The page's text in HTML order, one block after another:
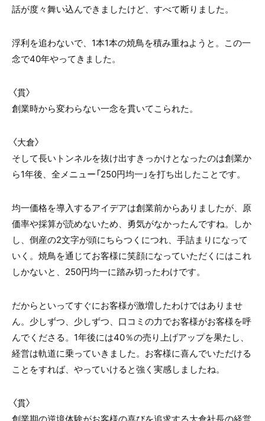
話が度々舞い込んできましたけど、すべて断りました。
浮利を追わないで、1本1本の焼鳥を積み重ねようと。この一
念で40年やってきました。
〈貫〉
創業時から変わらない一念を貫いてこられた。
〈大倉〉
そして長いトンネルを抜け出すきっかけとなったのは創業か
ら1年後、全メニュー「250円均一」を打ち出したことです。
均一価格を導入するアイデアは創業前からありましたが、原
価率や採算が読めないため、勇気がなかったんですね。しか
し、倒産の2文字が頭にちらつくにつれ、手詰まりになって
いく。焼鳥を通じてお客様に笑顔になっていただくにはこれ
しかないと、250円均一に踏み切ったわけです。
だからといってすぐにお客様が激増したわけではありませ
ん。少しずつ、少しずつ、口コミの力でお客様がお客様を呼
んでくださる。1年後には40％の売り上げアップを果たし、
経営は軌道に乗っていきました。お客様に喜んでいただける
ことをすれば、やっていけると強く実感しましたね。
〈貫〉
創業期の逆境体験がお客様の喜びを追求する大倉社長の経営